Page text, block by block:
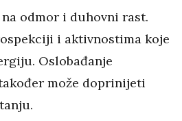
na odmor i duhovni rast.
i aktivnostima koje
Oslobađanje
može doprinijeti